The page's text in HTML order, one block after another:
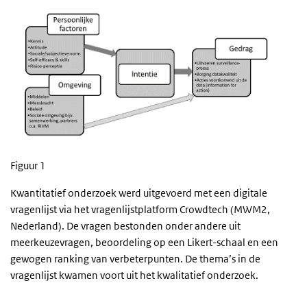
Figuur 1
Kwantitatief onderzoek werd uitgevoerd met een digitale
vragenlijst via het vragenlijstplatform Crowdtech (MWM2,
Nederland). De vragen bestonden onder andere uit
meerkeuzevragen, beoordeling op een Likert-schaal en een
gewogen ranking van verbeterpunten. De thema’s in de
vragenlijst kwamen voort uit het kwalitatief onderzoek.